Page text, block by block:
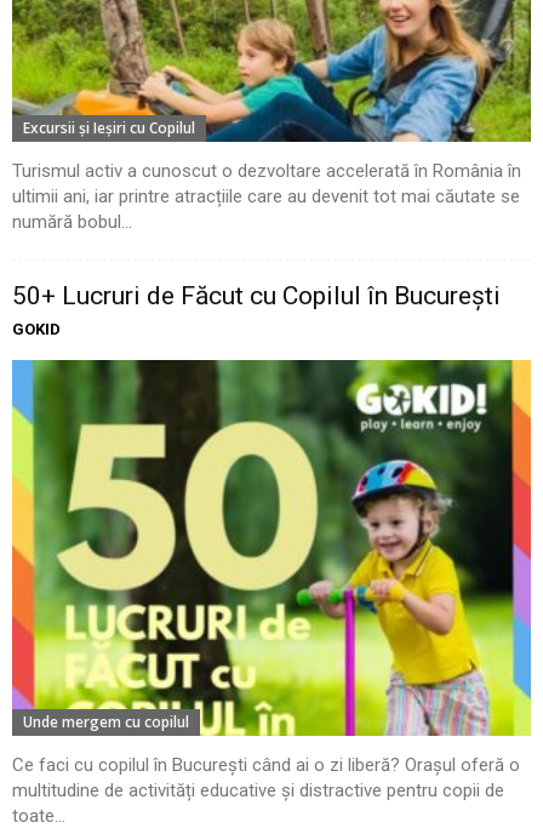
Excursii şi Ieşiri cu Copilul
Turismul activ a cunoscut o dezvoltare accelerată în România în
ultimii ani, iar printre atracțiile care au devenit tot mai căutate se
numără bobul...
50+ Lucruri de Făcut cu Copilul în București
GOKID
Unde mergem cu copilul
Ce faci cu copilul în București când ai o zi liberă? Orașul oferă o
multitudine de activități educative și distractive pentru copii de
toate...